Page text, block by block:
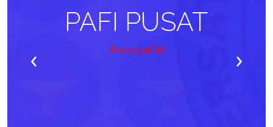
PAFI PUSAT
Pusatpafi.id
‹ ›